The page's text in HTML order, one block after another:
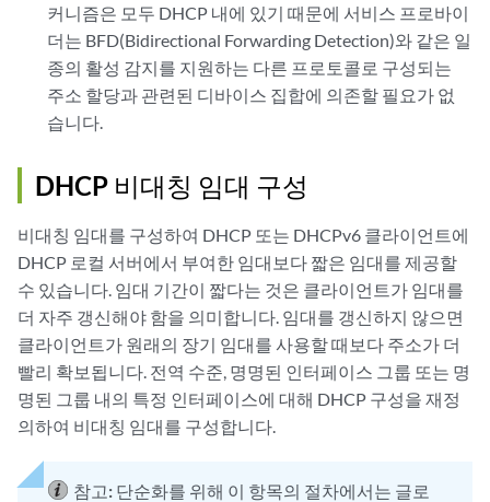
커니즘은 모두 DHCP 내에 있기 때문에 서비스 프로바이
더는 BFD(Bidirectional Forwarding Detection)와 같은 일
종의 활성 감지를 지원하는 다른 프로토콜로 구성되는
주소 할당과 관련된 디바이스 집합에 의존할 필요가 없
습니다.
DHCP 비대칭 임대 구성
비대칭 임대를 구성하여 DHCP 또는 DHCPv6 클라이언트에
DHCP 로컬 서버에서 부여한 임대보다 짧은 임대를 제공할
수 있습니다. 임대 기간이 짧다는 것은 클라이언트가 임대를
더 자주 갱신해야 함을 의미합니다. 임대를 갱신하지 않으면
클라이언트가 원래의 장기 임대를 사용할 때보다 주소가 더
빨리 확보됩니다. 전역 수준, 명명된 인터페이스 그룹 또는 명
명된 그룹 내의 특정 인터페이스에 대해 DHCP 구성을 재정
의하여 비대칭 임대를 구성합니다.
참고: 단순화를 위해 이 항목의 절차에서는 글로